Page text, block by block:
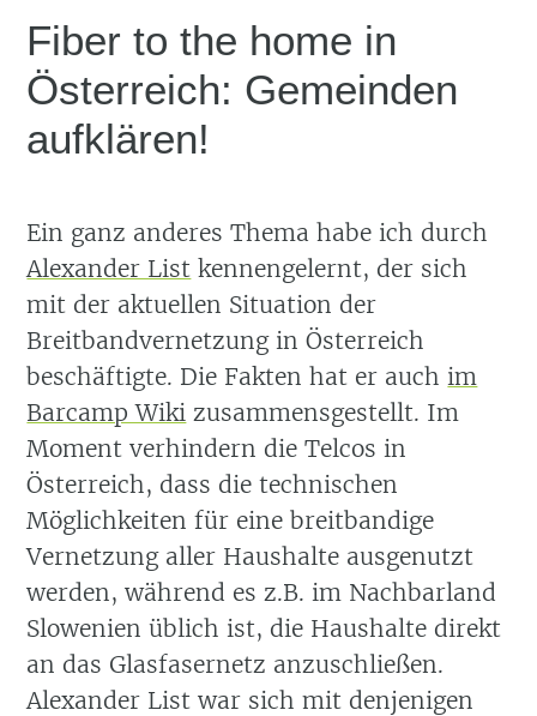
Fiber to the home in
Österreich: Gemeinden
aufklären!
Ein ganz anderes Thema habe ich durch
Alexander List kennengelernt, der sich
mit der aktuellen Situation der
Breitbandvernetzung in Österreich
beschäftigte. Die Fakten hat er auchim
Barcamp Wiki zusammensgestellt. Im
Moment verhindern die Telcos in
Österreich, dass die technischen
Möglichkeiten für eine breitbandige
Vernetzung aller Haushalte ausgenutzt
werden, während es z.B. im Nachbarland
Slowenien üblich ist, die Haushalte direkt
an das Glasfasernetz anzuschließen.
Alexander List war sich mit denjenigen